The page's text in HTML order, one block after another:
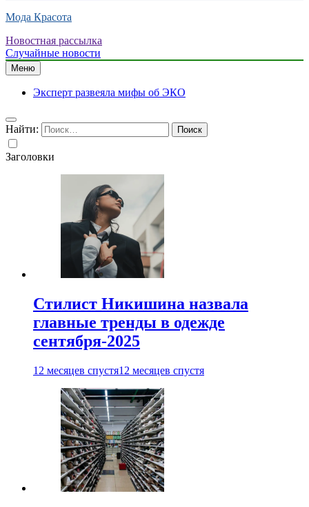
Мода Красота
Новостная рассылка
Случайные новости
Меню
Эксперт развеяла мифы об ЭКО
Найти:
Заголовки
Стилист Никишина назвала
главные тренды в одежде
сентября-2025
12 месяцев спустя12 месяцев спустя